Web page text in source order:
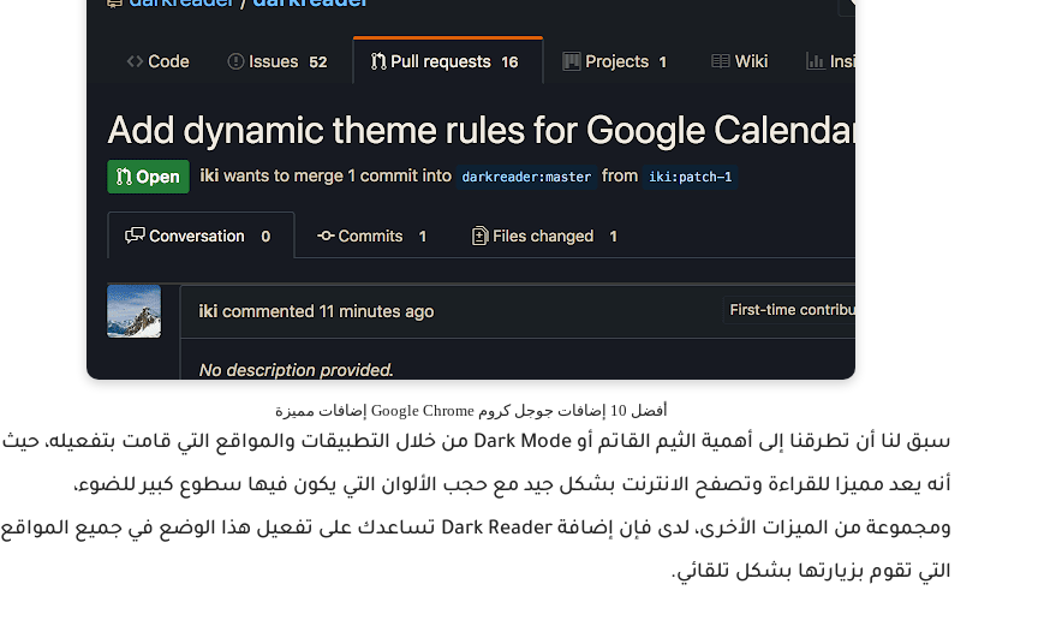
أفضل 10 إضافات جوجل كروم Google Chrome إضافات مميزة
سبق لنا أن تطرقنا إلى أهمية الثيم القاتم أو Dark Mode من خلال التطبيقات والمواقع التي قامت بتفعيله، حيث
أنه يعد مميزا للقراءة وتصفح الانترنت بشكل جيد مع حجب الألوان التي يكون فيها سطوع كبير للضوء،
ومجموعة من الميزات الأخرى، لدى فإن إضافة Dark Reader تساعدك على تفعيل هذا الوضع في جميع المواقع
التي تقوم بزيارتها بشكل تلقائي.